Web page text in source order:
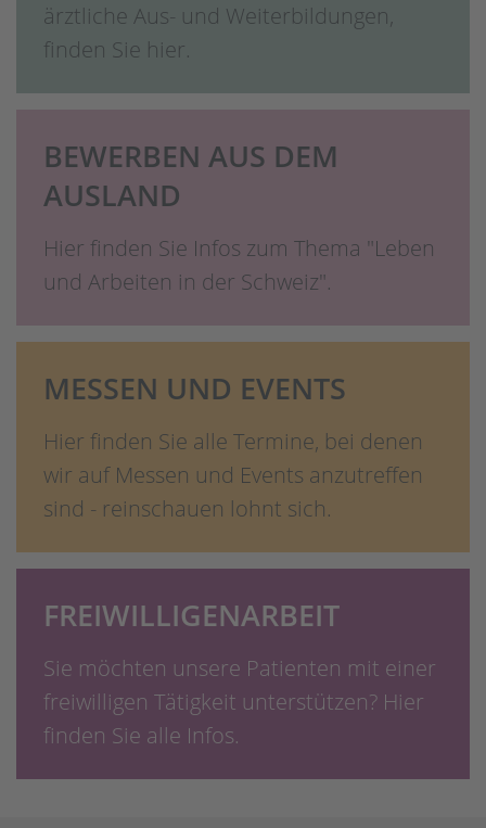
ärztliche Aus- und Weiterbildungen,
finden Sie hier.
BEWERBEN AUS DEM
AUSLAND
Hier finden Sie Infos zum Thema "Leben
und Arbeiten in der Schweiz".
MESSEN UND EVENTS
Hier finden Sie alle Termine, bei denen
wir auf Messen und Events anzutreffen
sind - reinschauen lohnt sich.
FREIWILLIGENARBEIT
Sie möchten unsere Patienten mit einer
freiwilligen Tätigkeit unterstützen? Hier
finden Sie alle Infos.